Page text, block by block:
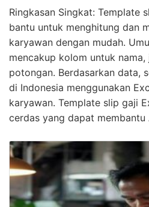
Ringkasan Singkat: Template
bantu untuk menghitung dan
karyawan dengan mudah.
mencakup kolom untuk
potongan. Berdasarkan data,
di Indonesia menggunakan
karyawan. Template slip gaji
cerdas yang dapat